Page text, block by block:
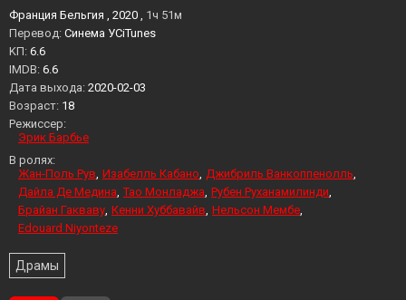
Франция Бельгия , 2020 , 1ч 51м
Перевод: Синема УСiTunes
KП: 6.6
IMDB: 6.6
Дата выхода: 2020-02-03
Возраст: 18
Режиссер:
Эрик Барбье
В ролях:
Жан-Поль Рув Изабелль Кабано Джибриль Ванкоппенолль
Дайла Де Медина Тао Монладжа Рубен Руханамилинди
Брайан Гакваву Кенни Хуббавайв Нельсон Мембе
Edouard Niyonteze
Драмы